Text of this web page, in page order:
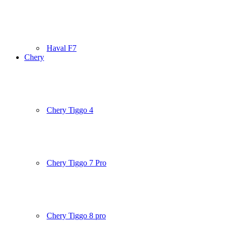
Haval F7
Chery
Chery Tiggo 4
Chery Tiggo 7 Pro
Chery Tiggo 8 pro